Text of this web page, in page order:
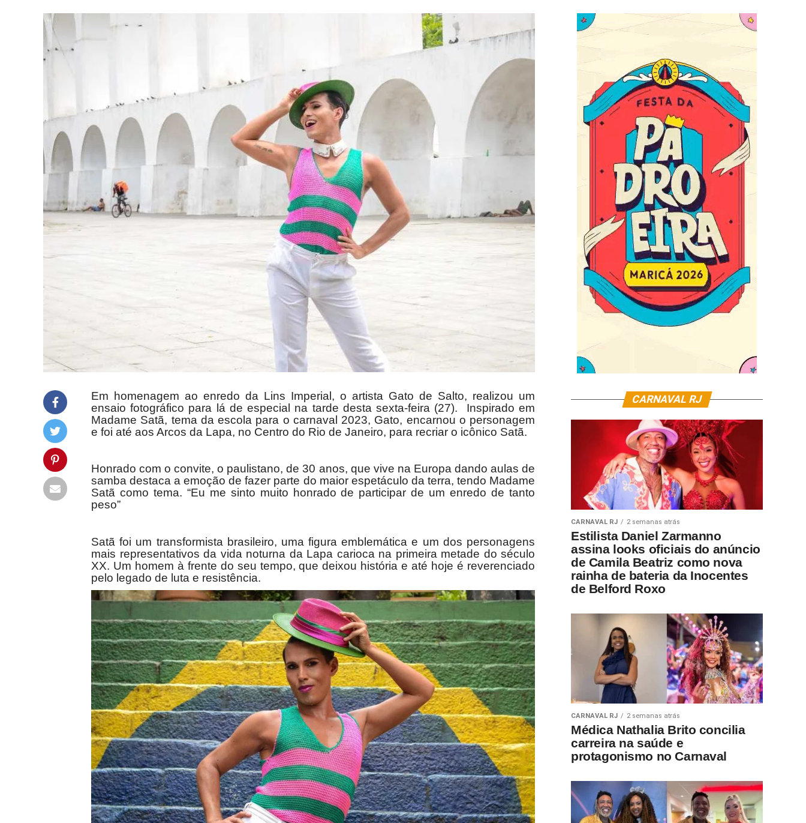
Em homenagem ao enredo da Lins Imperial, o artista Gato de Salto, realizou um
ensaio fotográfico para lá de especial na tarde desta sexta-feira (27). Inspirado em
Madame Satã, tema da escola para o carnaval 2023, Gato, encarnou o personagem
e foi até aos Arcos da Lapa, no Centro do Rio de Janeiro, para recriar o icônico Satã.
Honrado com o convite, o paulistano, de 30 anos, que vive na Europa dando aulas de
samba destaca a emoção de fazer parte do maior espetáculo da terra, tendo Madame
Satã como tema. “Eu me sinto muito honrado de participar de um enredo de tanto
peso”
Satã foi um transformista brasileiro, uma figura emblemática e um dos personagens
mais representativos da vida noturna da Lapa carioca na primeira metade do século
XX. Um homem à frente do seu tempo, que deixou história e até hoje é reverenciado
pelo legado de luta e resistência.
CARNAVAL RJ
CARNAVAL RJ 2 semanas atrás
Estilista Daniel Zarmanno
assina looks oficiais do anúncio
de Camila Beatriz como nova
rainha de bateria da Inocentes
de Belford Roxo
CARNAVAL RJ 2 semanas atrás
Médica Nathalia Brito concilia
carreira na saúde e
protagonismo no Carnaval